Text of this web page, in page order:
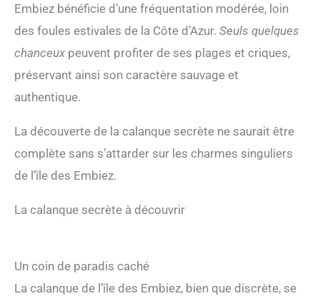
Embiez bénéficie d’une fréquentation modérée, loin
des foules estivales de la Côte d’Azur. Seuls quelques
chanceux peuvent profiter de ses plages et criques,
préservant ainsi son caractère sauvage et
authentique.
La découverte de la calanque secrète ne saurait être
complète sans s’attarder sur les charmes singuliers
de l’île des Embiez.
La calanque secrète à découvrir
Un coin de paradis caché
La calanque de l’île des Embiez, bien que discrète, se